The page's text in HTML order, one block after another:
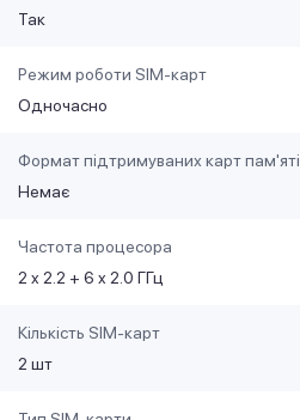
Так
Режим роботи SIM-карт
Одночасно
Формат підтримуваних карт пам'яті
Немає
Частота процесора
2 x 2.2 + 6 x 2.0 ГГц
Кількість SIM-карт
2 шт